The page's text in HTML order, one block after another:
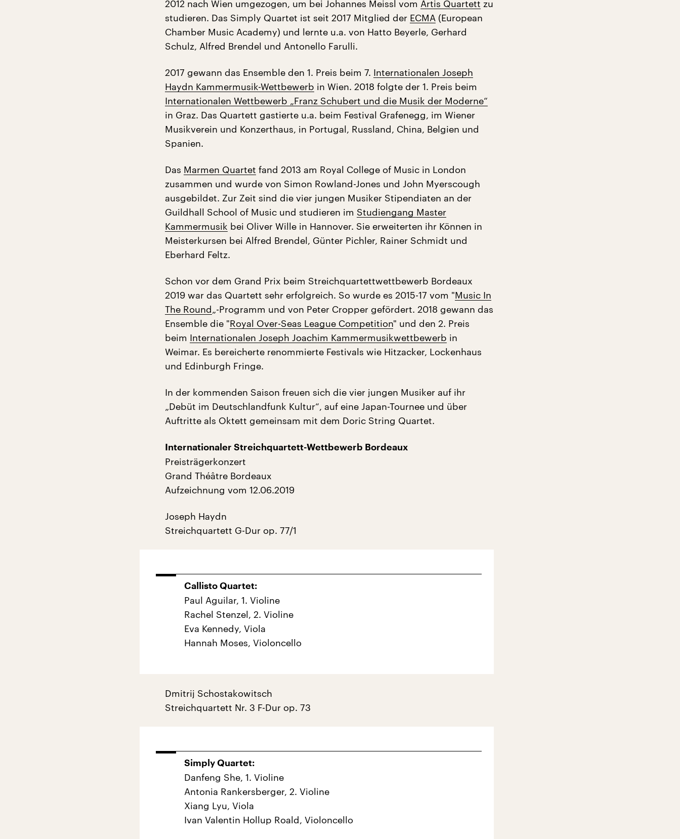
2012 nach Wien umgezogen, um bei Johannes Meissl vom Artis Quartett zu
studieren. Das Simply Quartet ist seit 2017 Mitglied der ECMA (European
Chamber Music Academy) und lernte u.a. von Hatto Beyerle, Gerhard
Schulz, Alfred Brendel und Antonello Farulli.
2017 gewann das Ensemble den 1. Preis beim 7. Internationalen Joseph
Haydn Kammermusik-Wettbewerb in Wien. 2018 folgte der 1. Preis beim
Internationalen Wettbewerb „Franz Schubert und die Musik der Moderne“
in Graz. Das Quartett gastierte u.a. beim Festival Grafenegg, im Wiener
Musikverein und Konzerthaus, in Portugal, Russland, China, Belgien und
Spanien.
Das Marmen Quartet fand 2013 am Royal College of Music in London
zusammen und wurde von Simon Rowland-Jones und John Myerscough
ausgebildet. Zur Zeit sind die vier jungen Musiker Stipendiaten an der
Guildhall School of Music und studieren im Studiengang Master
Kammermusik bei Oliver Wille in Hannover. Sie erweiterten ihr Können in
Meisterkursen bei Alfred Brendel, Günter Pichler, Rainer Schmidt und
Eberhard Feltz.
Schon vor dem Grand Prix beim Streichquartettwettbewerb Bordeaux
2019 war das Quartett sehr erfolgreich. So wurde es 2015-17 vom "Music In
The Round„-Programm und von Peter Cropper gefördert. 2018 gewann das
Ensemble die "Royal Over-Seas League Competition" und den 2. Preis
beim Internationalen Joseph Joachim Kammermusikwettbewerb in
Weimar. Es bereicherte renommierte Festivals wie Hitzacker, Lockenhaus
und Edinburgh Fringe.
In der kommenden Saison freuen sich die vier jungen Musiker auf ihr
„Debüt im Deutschlandfunk Kultur“, auf eine Japan-Tournee und über
Auftritte als Oktett gemeinsam mit dem Doric String Quartet.
Internationaler Streichquartett-Wettbewerb Bordeaux
Preisträgerkonzert
Grand Théâtre Bordeaux
Aufzeichnung vom 12.06.2019
Joseph Haydn
Streichquartett G-Dur op. 77/1
Callisto Quartet:
Paul Aguilar, 1. Violine
Rachel Stenzel, 2. Violine
Eva Kennedy, Viola
Hannah Moses, Violoncello
Dmitrij Schostakowitsch
Streichquartett Nr. 3 F-Dur op. 73
Simply Quartet:
Danfeng She, 1. Violine
Antonia Rankersberger, 2. Violine
Xiang Lyu, Viola
Ivan Valentin Hollup Roald, Violoncello